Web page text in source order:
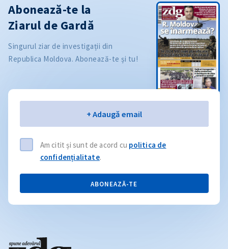
Abonează-te la
Ziarul de Gardă
Singurul ziar de investigații din
Republica Moldova. Abonează-te și tu!
+ Adaugă email
Am citit și sunt de acord cu politica de
confidențialitate.
ABONEAZĂ-TE